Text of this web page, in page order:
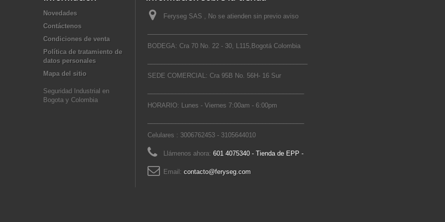
Novedades
Contáctenos
Condiciones de venta
Política de tratamiento de
datos personales
Mapa del sitio
Seguridad Industrial en
Bogota y Colombia
Feryseg SAS , No se atienden sin previo aviso
BODEGA: Cra 70 No. 22 - 30, L115,Bogotá Colombia
SEDE COMERCIAL: Cra 95B No. 56H- 16 Sur
HORARIO: Lunes - Viernes 7:00am - 6:00pm
Celulares : 3006762453 - 3105644010
Llámenos ahora: 601 4075340 - Tienda de EPP -
Email: contacto@feryseg.com